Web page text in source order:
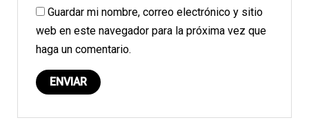
Guardar mi nombre, correo electrónico y sitio
web en este navegador para la próxima vez que
haga un comentario.